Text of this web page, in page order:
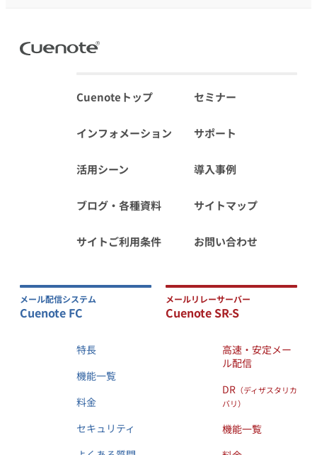
Cuenoteトップ セミナー
インフォメーション サポート
活用シーン 導入事例
ブログ・各種資料 サイトマップ
サイトご利用条件 お問い合わせ
メール配信システム
Cuenote FC
特長
機能一覧
料金
セキュリティ
メールリレーサーバー
Cuenote SR-S
高速・安定メー
ル配信
DR （ディザスタリカ
バリ）
機能一覧